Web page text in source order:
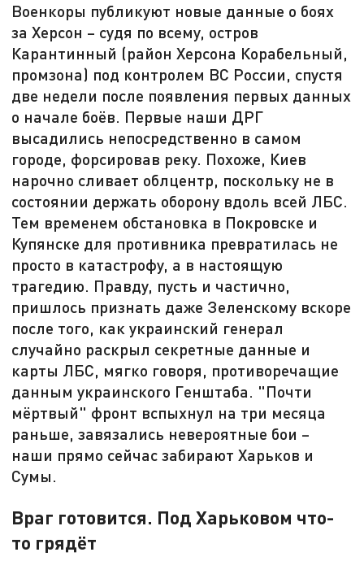
Военкоры публикуют новые данные о боях
за Херсон – судя по всему, остров
Карантинный (район Херсона Корабельный,
промзона) под контролем ВС России, спустя
две недели после появления первых данных
о начале боёв. Первые наши ДРГ
высадились непосредственно в самом
городе, форсировав реку. Похоже, Киев
нарочно сливает облцентр, поскольку не в
состоянии держать оборону вдоль всей ЛБС.
Тем временем обстановка в Покровске и
Купянске для противника превратилась не
просто в катастрофу, а в настоящую
трагедию. Правду, пусть и частично,
пришлось признать даже Зеленскому вскоре
после того, как украинский генерал
случайно раскрыл секретные данные и
карты ЛБС, мягко говоря, противоречащие
данным украинского Генштаба. "Почти
мёртвый" фронт вспыхнул на три месяца
раньше, завязались невероятные бои –
наши прямо сейчас забирают Харьков и
Сумы.
Враг готовится. Под Харьковом что-
то грядёт